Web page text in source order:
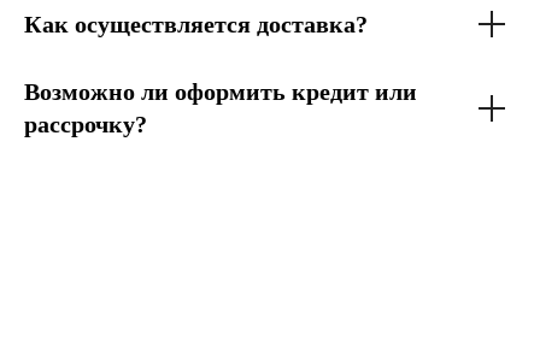
Как осуществляется доставка?
Возможно ли оформить кредит или
рассрочку?